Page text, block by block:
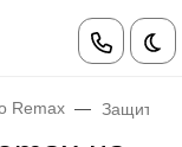
Remax Защитное